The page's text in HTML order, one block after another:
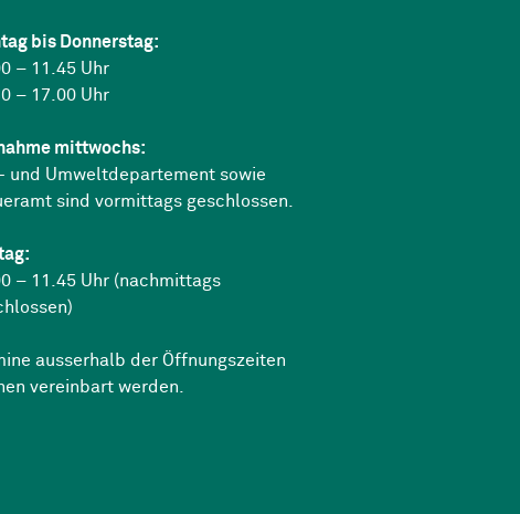
bis Donnerstag:
– 11.45 Uhr
– 17.00 Uhr
mittwochs:
und Umweltdepartement sowie
sind vormittags geschlossen.
– 11.45 Uhr (nachmittags
ausserhalb der Öffnungszeiten
vereinbart werden.